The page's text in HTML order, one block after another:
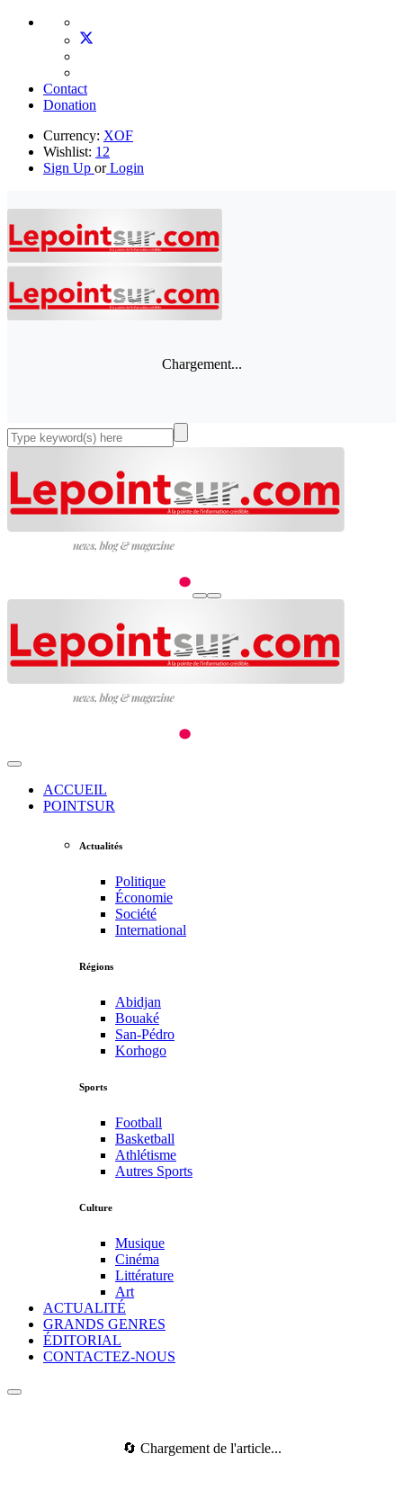
Contact
Donation
Currency: XOF
Wishlist: 12
Sign Up orLogin
Chargement...
ACCUEIL
POINTSUR
Actualités
Politique
Économie
Société
International
Régions
Abidjan
Bouaké
San-Pédro
Korhogo
Sports
Football
Basketball
Athlétisme
Autres Sports
Culture
Musique
Cinéma
Littérature
Art
ACTUALITÉ
GRANDS GENRES
ÉDITORIAL
CONTACTEZ-NOUS
🔄 Chargement de l'article...